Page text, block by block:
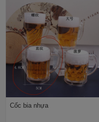
Cốc bia nhựa